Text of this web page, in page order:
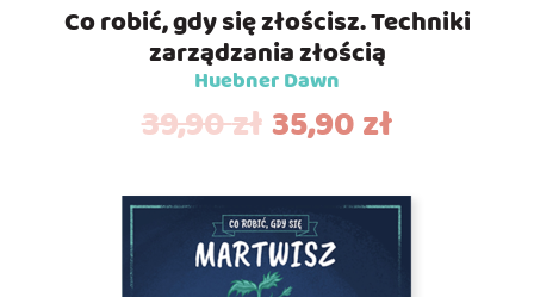
Co robić, gdy się złościsz. Techniki
zarządzania złością
Huebner Dawn
39,90zł35,90zł